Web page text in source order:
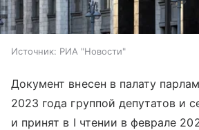
Источник: РИА "Новости"
Документ внесен в палату
2023 года группой депутатов и
и принят в I чтении в феврале